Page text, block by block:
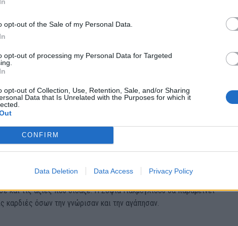
opt-out of the Sale of my Personal Data.
opt-out of processing my Personal Data for Targeted
opt-out of Collection, Use, Retention, Sale, and/or Sharing
Data that Is Unrelated with the Purposes for which it
CONFIRM
Data Deletion Data Access Privacy Policy
στο Φεστιβάλ Κινηματογράφου
αναπόσπαστο κομμάτι του Φεστιβάλ Κινηματογράφου Ολυμπίας για
Νέους, συμμετέχοντας ενεργά στις δράσεις του. Η ευγένεια, η καλοσύνη,
και η αισιοδοξία της θα μείνουν ανεξίτηλα χαραγμένα στη μνήμη όσων
της χρόνια
λόγω της ασθένειάς της, η Σοφία υπηρετούσε ως διευθύντρια στο
Η κληρονομιά της θα συνεχίσει να ζει μέσα από τους ανθρώπους
και τις αξίες που δίδαξε. Η Σοφία Γιακμογλίδου θα παραμείνει
καρδιές όσων την γνώρισαν και την αγάπησαν.